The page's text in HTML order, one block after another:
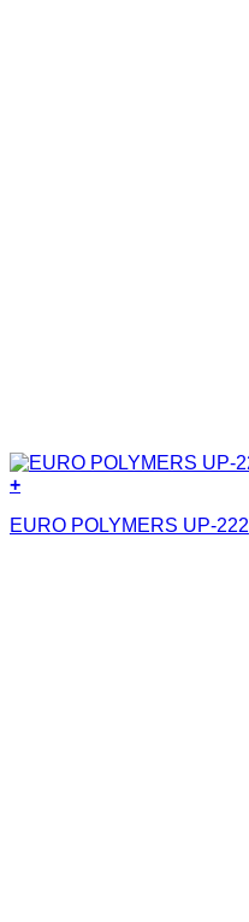
+
EURO POLYMERS UP-222